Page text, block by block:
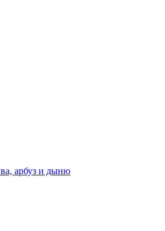
арбуз и дыню